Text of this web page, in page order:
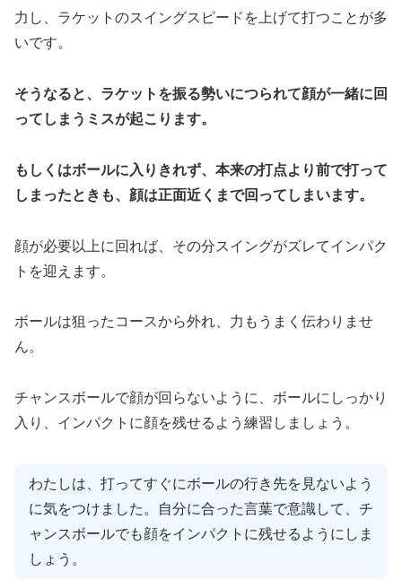
力し、ラケットのスイングスピードを上げて打つことが多
いです。
そうなると、ラケットを振る勢いにつられて顔が一緒に回
ってしまうミスが起こります。
もしくはボールに入りきれず、本来の打点より前で打って
しまったときも、顔は正面近くまで回ってしまいます。
顔が必要以上に回れば、その分スイングがズレてインパク
トを迎えます。
ボールは狙ったコースから外れ、力もうまく伝わりませ
ん。
チャンスボールで顔が回らないように、ボールにしっかり
入り、インパクトに顔を残せるよう練習しましょう。
わたしは、打ってすぐにボールの行き先を見ないよう
に気をつけました。自分に合った言葉で意識して、チ
ャンスボールでも顔をインパクトに残せるようにしま
しょう。